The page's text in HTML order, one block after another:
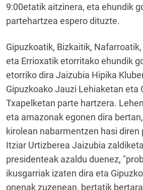
9:00etatik aitzinera, eta ehundik
partehartzea espero dituzte.
Gipuzkoatik, Bizkaitik,
eta Errioxatik etorritako ehundik
etorriko dira Jaizubia Hipika
Gipuzkoako Jauzi Lehiaketan eta
Txapelketan parte hartzera.
eta amazonak egonen dira
kirolean nabarmentzen hasi diren
Itziar Urtizberea Jaizubia
presidenteak azaldu duenez,
ikusgarriak izaten dira eta
onenak zuzenean, bertatik